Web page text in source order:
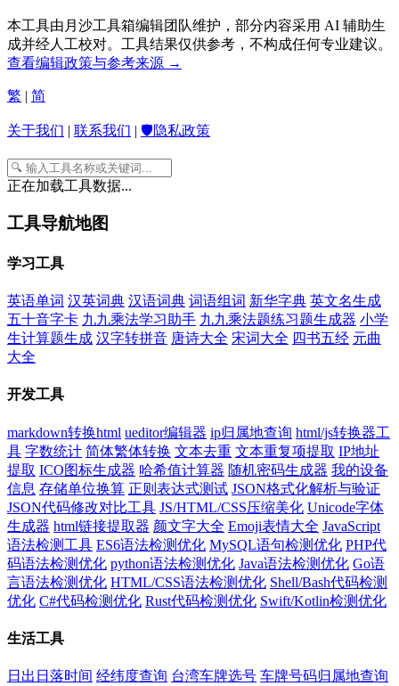
本工具由月沙工具箱编辑团队维护，部分内容采用 AI 辅助生
成并经人工校对。工具结果仅供参考，不构成任何专业建议。
查看编辑政策与参考来源 →
繁 | 简
关于我们 | 联系我们 | 🛡️隐私政策
正在加载工具数据...
工具导航地图
学习工具
英语单词 汉英词典 汉语词典 词语组词 新华字典 英文名生成
五十音字卡 九九乘法学习助手 九九乘法题练习题生成器 小学
生计算题生成 汉字转拼音 唐诗大全 宋词大全 四书五经 元曲
大全
开发工具
markdown转换html ueditor编辑器 ip归属地查询 html/js转换器工
具 字数统计 简体繁体转换 文本去重 文本重复项提取 IP地址
提取 ICO图标生成器 哈希值计算器 随机密码生成器 我的设备
信息 存储单位换算 正则表达式测试 JSON格式化解析与验证
JSON代码修改对比工具 JS/HTML/CSS压缩美化 Unicode字体
生成器 html链接提取器 颜文字大全 Emoji表情大全 JavaScript
语法检测工具 ES6语法检测优化 MySQL语句检测优化 PHP代
码语法检测优化 python语法检测优化 Java语法检测优化 Go语
言语法检测优化 HTML/CSS语法检测优化 Shell/Bash代码检测
优化 C#代码检测优化 Rust代码检测优化 Swift/Kotlin检测优化
生活工具
日出日落时间 经纬度查询 台湾车牌选号 车牌号码归属地查询